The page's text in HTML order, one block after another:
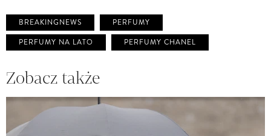
BREAKINGNEWS
PERFUMY
PERFUMY NA LATO
PERFUMY CHANEL
Zobacz także